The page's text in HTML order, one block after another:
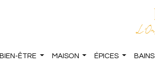
BIEN-ÊTRE MAISON ÉPICES BAINS